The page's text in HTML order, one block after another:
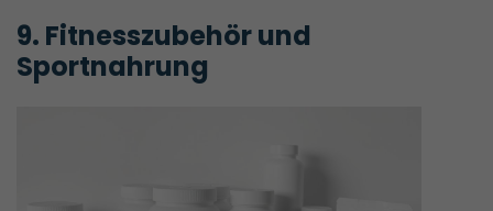
9. Fitnesszubehör und
Sportnahrung